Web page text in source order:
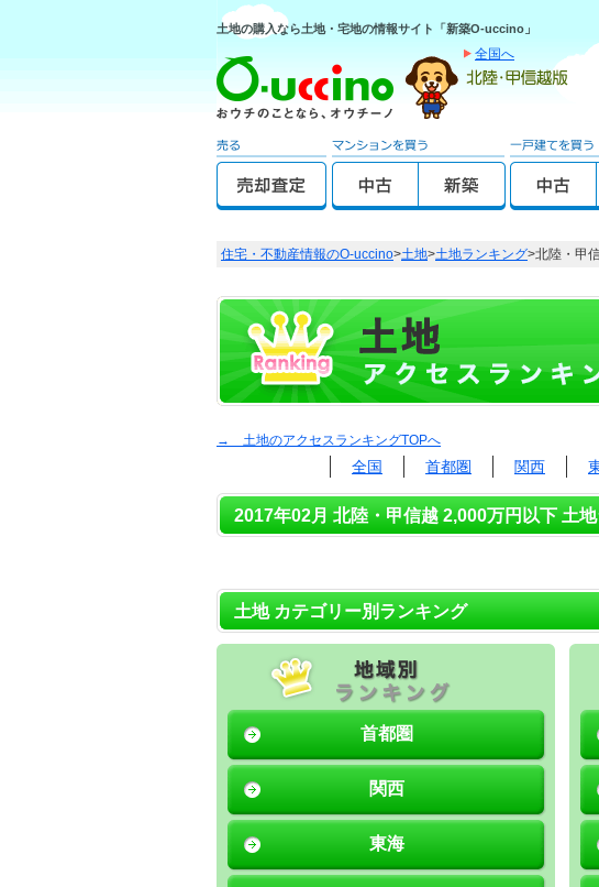
土地の購入なら土地・宅地の情報サイト「新築O-uccino」
全国へ
住宅・不動産情報のO-uccino>土地>土地ランキング>北陸・甲
→ 土地のアクセスランキングTOPへ
全国 首都圏 関西
2017年02月 北陸・甲信越 2,000万円以下 土
土地 カテゴリー別ランキング
首都圏
関西
東海